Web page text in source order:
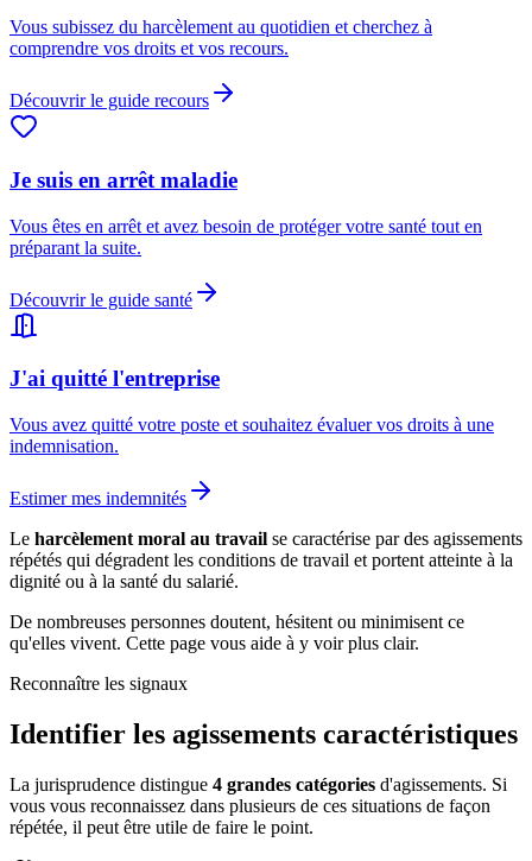
Vous subissez du harcèlement au quotidien et cherchez à
comprendre vos droits et vos recours.
Découvrir le guide recours
Je suis en arrêt maladie
Vous êtes en arrêt et avez besoin de protéger votre santé tout en
préparant la suite.
Découvrir le guide santé
J'ai quitté l'entreprise
Vous avez quitté votre poste et souhaitez évaluer vos droits à une
indemnisation.
Estimer mes indemnités
Le harcèlement moral au travail se caractérise par des agissements
répétés qui dégradent les conditions de travail et portent atteinte à la
dignité ou à la santé du salarié.
De nombreuses personnes doutent, hésitent ou minimisent ce
qu'elles vivent. Cette page vous aide à y voir plus clair.
Reconnaître les signaux
Identifier les agissements caractéristiques
La jurisprudence distingue 4 grandes catégories d'agissements. Si
vous vous reconnaissez dans plusieurs de ces situations de façon
répétée, il peut être utile de faire le point.